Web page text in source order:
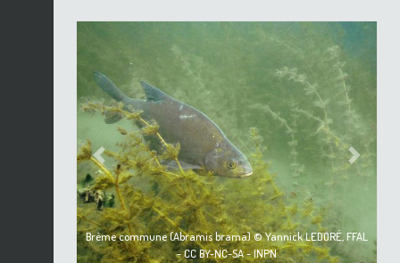
Brème commune (Abramis brama) © Yannick LEDORÉ, FFAL
- CC BY-NC-SA - INPN
Previous Next